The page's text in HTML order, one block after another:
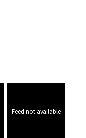
Feed not available